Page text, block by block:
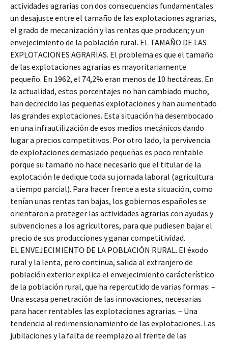
actividades agrarias con dos consecuencias fundamentales:
un desajuste entre el tamaño de las explotaciones agrarias,
el grado de mecanización y las rentas que producen; y un
envejecimiento de la población rural. EL TAMAÑO DE LAS
EXPLOTACIONES AGRARIAS. El problema es que el tamaño
de las explotaciones agrarias es mayoritariamente
pequeño. En 1962, el 74,2% eran menos de 10 hectáreas. En
la actualidad, estos porcentajes no han cambiado mucho,
han decrecido las pequeñas explotaciones y han aumentado
las grandes explotaciones. Esta situación ha desembocado
en una infrautilización de esos medios mecánicos dando
lugar a precios competitivos. Por otro lado, la pervivencia
de explotaciones demasiado pequeñas es poco rentable
porque su tamaño no hace necesario que el titular de la
explotación le dedique toda su jornada laboral (agricultura
a tiempo parcial). Para hacer frente a esta situación, como
tenían unas rentas tan bajas, los gobiernos españoles se
orientaron a proteger las actividades agrarias con ayudas y
subvenciones a los agricultores, para que pudiesen bajar el
precio de sus producciones y ganar competitividad.
EL ENVEJECIMIENTO DE LA POBLACIÓN RURAL. El éxodo
rural y la lenta, pero continua, salida al extranjero de
población exterior explica el envejecimiento carácterístico
de la población rural, que ha repercutido de varias formas: –
Una escasa penetración de las innovaciones, necesarias
para hacer rentables las explotaciones agrarias. – Una
tendencia al redimensionamiento de las explotaciones. Las
jubilaciones y la falta de reemplazo al frente de las